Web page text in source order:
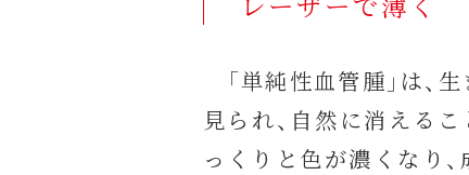
「単純性血管腫」は、
見られ、自然に消える
っくりと色が濃くなり